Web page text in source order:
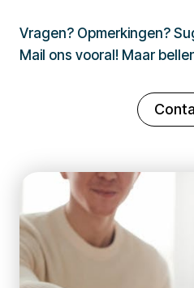
Vragen? Opmerkingen?
Mail ons vooral! Maar